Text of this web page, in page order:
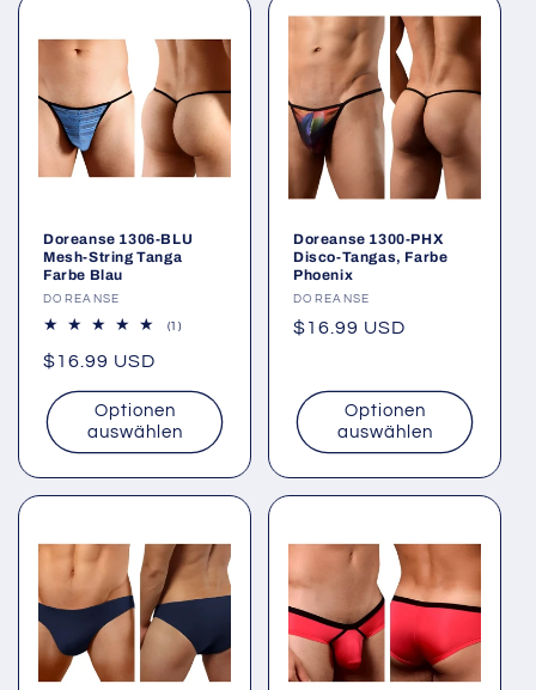
Doreanse 1306-BLU
Mesh-String Tanga
Farbe Blau
Anbieter:
DOREANSE
(1)1
Normaler
Preis
$16.99 USD
Optionen
auswählen
Doreanse 1300-PHX
Disco-Tangas, Farbe
Phoenix
Anbieter:
DOREANSE
Normaler
$16.99 USD
Optionen
auswählen